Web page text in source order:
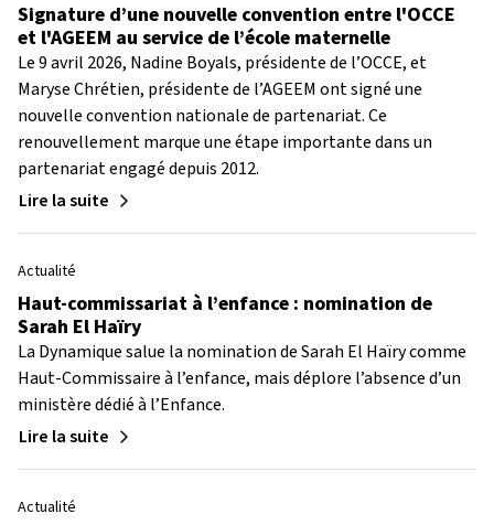
Signature d’une nouvelle convention entre l'OCCE
et l'AGEEM au service de l’école maternelle
Le 9 avril 2026, Nadine Boyals, présidente de l’OCCE, et
Maryse Chrétien, présidente de l’AGEEM ont signé une
nouvelle convention nationale de partenariat. Ce
renouvellement marque une étape importante dans un
partenariat engagé depuis 2012.
Lire la suite
Actualité
Haut-commissariat à l’enfance : nomination de
Sarah El Haïry
La Dynamique salue la nomination de Sarah El Haïry comme
Haut-Commissaire à l’enfance, mais déplore l’absence d’un
ministère dédié à l’Enfance.
Lire la suite
Actualité